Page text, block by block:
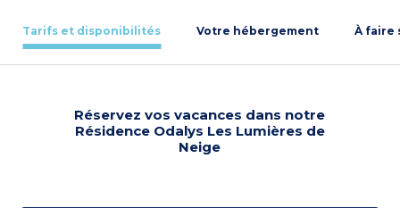
Tarifs et disponibilités Votre hébergement À faire
Réservez vos vacances dans notre
Résidence Odalys Les Lumières de
Neige